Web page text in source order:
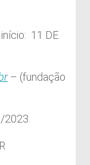
11 DE
– (fundação